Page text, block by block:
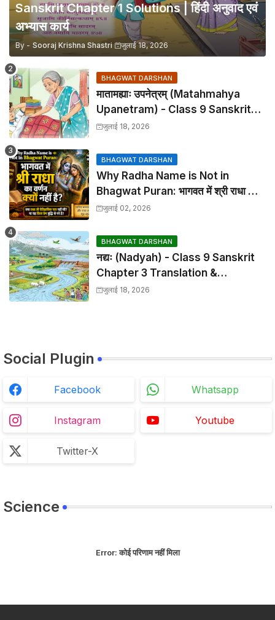
Sanskrit Chapter 1 Solutions | हिंदी अनुवाद एवं
अभ्यास कार्य
By - Sooraj Krishna Shastri जुलाई 18, 2026
BHAGWAT DARSHAN
मातामह्याः उपनेत्रम् (Matahmahya
Upanetram) - Class 9 Sanskrit
Chapter 2 Translation &
जुलाई 18, 2026
BHAGWAT DARSHAN
Why Radha Name is Not in
Bhagwat Puran: भागवत में श्री राधा का
वर्णन क्यों नहीं है?
जुलाई 02, 2026
BHAGWAT DARSHAN
नद्यः (Nadyah) - Class 9 Sanskrit
Chapter 3 Translation &
Solutions
जुलाई 18, 2026
Social Plugin
Facebook Whatsapp
Instagram Youtube
Twitter-X
Science
Error:कोई परिणाम नहीं मिला